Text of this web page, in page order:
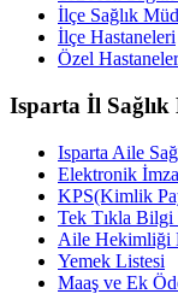
İlçe Sağlık
İlçe Hastaneleri
Özel Hastaneler
Isparta İl
Isparta Aile
Elektronik
KPS(Kimlik
Tek Tıkla Bilgi
Aile Hekimliği
Yemek Listesi
Maaş ve Ek